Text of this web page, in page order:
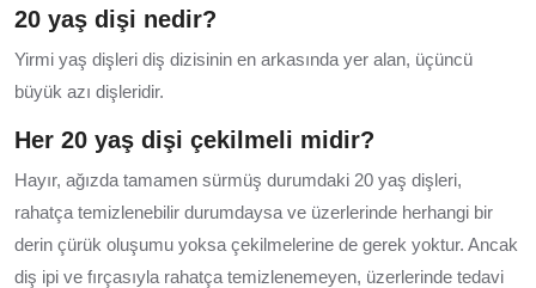
20 yaş dişi nedir?
Yirmi yaş dişleri diş dizisinin en arkasında yer alan, üçüncü
büyük azı dişleridir.
Her 20 yaş dişi çekilmeli midir?
Hayır, ağızda tamamen sürmüş durumdaki 20 yaş dişleri,
rahatça temizlenebilir durumdaysa ve üzerlerinde herhangi bir
derin çürük oluşumu yoksa çekilmelerine de gerek yoktur. Ancak
diş ipi ve fırçasıyla rahatça temizlenemeyen, üzerlerinde tedavi